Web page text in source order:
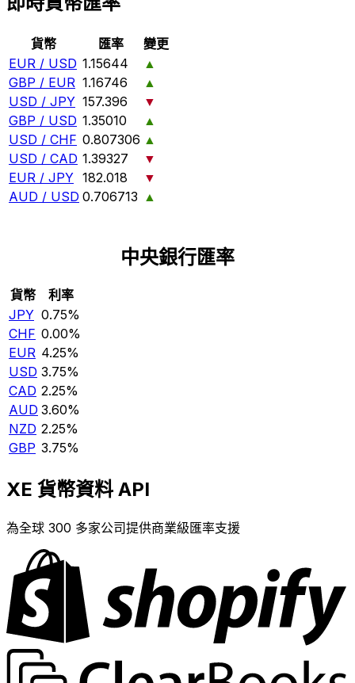
貨幣 匯率
變更
EUR / USD 1.15644
▲
GBP / EUR 1.16746
▲
USD / JPY 157.396
▼
GBP / USD 1.35010
▲
USD / CHF 0.807306 ▲
USD / CAD 1.39327
▼
EUR / JPY 182.018
▼
AUD / USD 0.706713 ▲
中央銀行匯率
貨幣
利率
JPY 0.75%
CHF 0.00%
EUR 4.25%
USD 3.75%
CAD 2.25%
AUD 3.60%
NZD 2.25%
GBP 3.75%
XE 貨幣資料 API
為全球 300 多家公司提供商業級匯率支援